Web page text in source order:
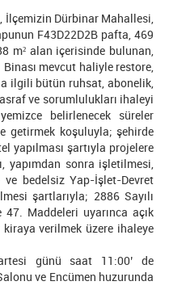
Dürbinar Mahallesi,
F43D22D2B pafta, 469
m² alan içerisinde bulunan,
mevcut haliyle restore,
ilgili bütün ruhsat, abonelik,
ve sorumlulukları ihaleyi
belirlenecek süreler
getirmek koşuluyla; şehirde
yapılması şartıyla projelere
yapımdan sonra işletilmesi,
bedelsiz Yap-İşlet-Devret
şartlarıyla; 2886 Sayılı
Maddeleri uyarınca açık
verilmek üzere ihaleye
günü saat 11:00’ de
ve Encümen huzurunda